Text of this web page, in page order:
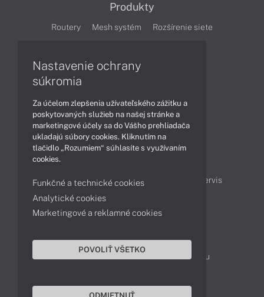
Produkty
Routery Mesh systém
Rozšírenie siete
Produkty Technológie
Obsah
Možnosti doručenia a platby
Podpora a servis
Kontakty
043 4224 771
Obchodné oddelenie
Reklamácia tovaru
Nastavenie ochrany
súkromia
Za účelom zlepšenia užívateľského zážitku a
poskytovaných služieb na našej stránke a
marketingové účely sa do Vášho prehliadača
ukladajú súbory cookies. Kliknutím na
tlačidlo „Rozumiem“ súhlasíte s využívaním
cookies.
Funkčné a technické cookies
Analytické cookies
Marketingové a reklamné cookies
POVOLIŤ VŠETKO